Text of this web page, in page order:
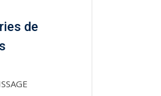
de